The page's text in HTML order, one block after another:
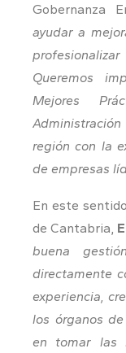
Gobernanza
ayudar a
Queremos
Mejores
región con la
de empresas
En este
de Cantabria,
buena
directamente
experiencia,
los órganos
en tomar las